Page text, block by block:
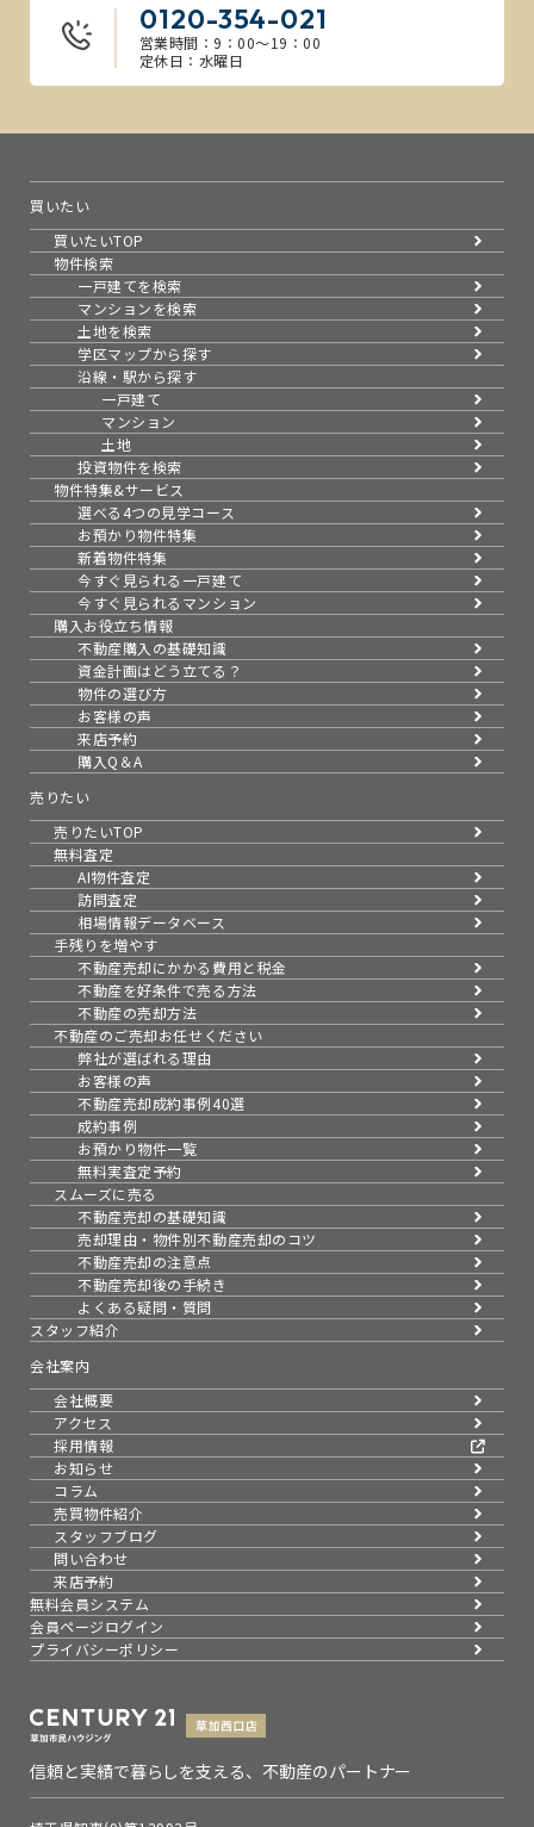
0120-354-021
営業時間：9：00～19：00
定休日：水曜日
買いたい
買いたいTOP
物件検索
一戸建てを検索
マンションを検索
土地を検索
学区マップから探す
沿線・駅から探す
一戸建て
マンション
土地
投資物件を検索
物件特集&サービス
選べる4つの見学コース
お預かり物件特集
新着物件特集
今すぐ見られる一戸建て
今すぐ見られるマンション
購入お役立ち情報
不動産購入の基礎知識
資金計画はどう立てる？
物件の選び方
お客様の声
来店予約
購入Q＆A
売りたい
売りたいTOP
無料査定
AI物件査定
訪問査定
相場情報データベース
手残りを増やす
不動産売却にかかる費用と税金
不動産を好条件で売る方法
不動産の売却方法
不動産のご売却お任せください
弊社が選ばれる理由
お客様の声
不動産売却成約事例40選
成約事例
お預かり物件一覧
無料実査定予約
スムーズに売る
不動産売却の基礎知識
売却理由・物件別不動産売却のコツ
不動産売却の注意点
不動産売却後の手続き
よくある疑問・質問
スタッフ紹介
会社案内
会社概要
アクセス
採用情報
お知らせ
コラム
売買物件紹介
スタッフブログ
問い合わせ
来店予約
無料会員システム
会員ページログイン
プライバシーポリシー
信頼と実績で暮らしを支える、不動産のパートナー